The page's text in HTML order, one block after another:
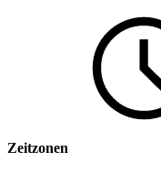
Zeitzonen